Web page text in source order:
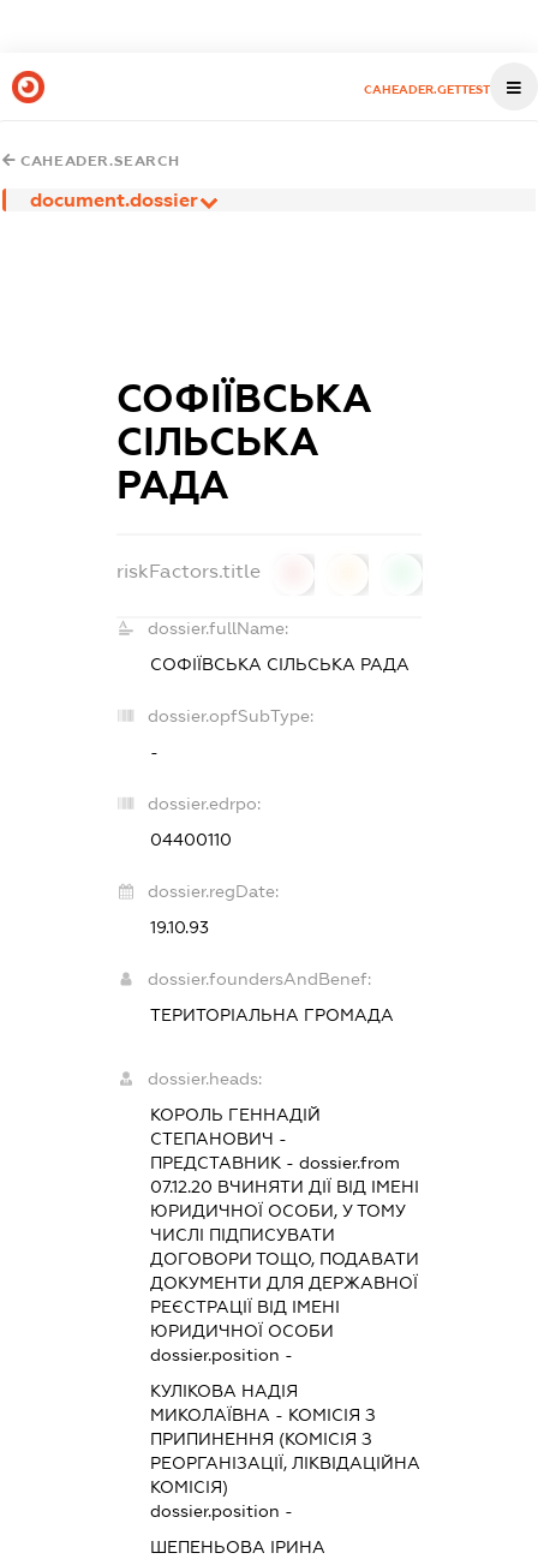
CAHEADER.GETTEST
CAHEADER.SEARCH
document.dossier
СОФІЇВСЬКА
СІЛЬСЬКА
РАДА
riskFactors.title
dossier.fullName:
СОФІЇВСЬКА СІЛЬСЬКА РАДА
dossier.opfSubType:
-
dossier.edrpo:
04400110
dossier.regDate:
19.10.93
dossier.foundersAndBenef:
ТЕРИТОРІАЛЬНА ГРОМАДА
dossier.heads:
КОРОЛЬ ГЕННАДІЙ
СТЕПАНОВИЧ -
ПРЕДСТАВНИК - dossier.from
07.12.20 ВЧИНЯТИ ДІЇ ВІД ІМЕНІ
ЮРИДИЧНОЇ ОСОБИ, У ТОМУ
ЧИСЛІ ПІДПИСУВАТИ
ДОГОВОРИ ТОЩО, ПОДАВАТИ
ДОКУМЕНТИ ДЛЯ ДЕРЖАВНОЇ
РЕЄСТРАЦІЇ ВІД ІМЕНІ
ЮРИДИЧНОЇ ОСОБИ
dossier.position -
КУЛІКОВА НАДІЯ
МИКОЛАЇВНА - КОМІСІЯ З
ПРИПИНЕННЯ (КОМІСІЯ З
РЕОРГАНІЗАЦІЇ, ЛІКВІДАЦІЙНА
КОМІСІЯ)
dossier.position -
ШЕПЕНЬОВА ІРИНА